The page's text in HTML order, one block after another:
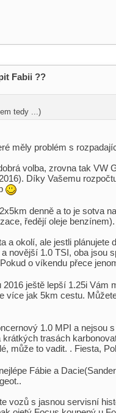
Fabii ??
tedy ...)
měly problém s
volba, zrovna tak
Díky Vašemu
denně a to je sotva
ředějí oleje benzínem).
a okolí, ale jestli
novější 1.0 TSI, oba jsou
o víkendu přece
ještě lepší 1.25i
více jak 5km cestu.
1.0 MPI a
trasách
může to vadit. . Fiesta,
Fábie a
vozů s jasnou servisní